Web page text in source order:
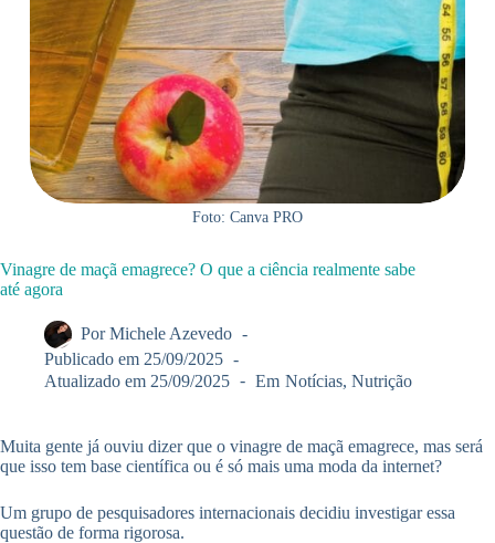
Foto: Canva PRO
Vinagre de maçã emagrece? O que a ciência realmente sabe
até agora
Por Michele Azevedo
Publicado em 25/09/2025
Atualizado em 25/09/2025 Em Notícias, Nutrição
Muita gente já ouviu dizer que o vinagre de maçã emagrece, mas será
que isso tem base científica ou é só mais uma moda da internet?
Um grupo de pesquisadores internacionais decidiu investigar essa
questão de forma rigorosa.